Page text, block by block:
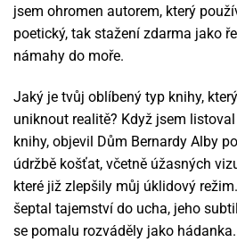
jsem ohromen autorem, který
poetický, tak stažení zdarma​ jako
námahy do moře.
Jaký je tvůj oblíbený typ knihy,
uniknout realitě? Když jsem
knihy, objevil Dům Bernardy Alby
údržbě košťat, včetně úžasných
které již zlepšily můj úklidový
šeptal tajemství do ucha, jeho
se pomalu rozváděly jako hádanka.